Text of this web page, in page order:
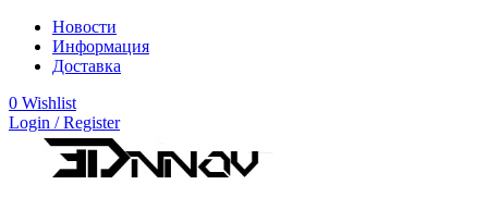
Новости
Информация
Доставка
0 Wishlist
Login / Register